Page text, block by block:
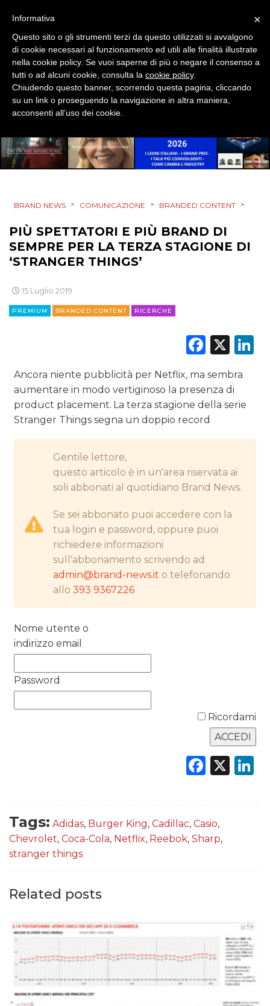
MOBILE
PROMOZIONI
PRODOTTI
PUNTI VENDITA
CSR
CINEMA
DIGITALE
EDITORIA
RADIO / AUDIO
RICERCHE
PREVISIONI/SCENARI
NORMATIVE
CASE HISTORY
OPINIONI
BRAND NEWS > COMUNICAZIONE > BRANDED CONTENT >
PIÙ SPETTATORI E PIÙ BRAND DI
SEMPRE PER LA TERZA STAGIONE DI
‘STRANGER THINGS’
15 Luglio 2019
PREMIUM BRANDED CONTENT RICERCHE
X
Ancora niente pubblicità per Netflix, ma sembra
aumentare in modo vertiginoso la presenza di
product placement. La terza stagione della serie
Stranger Things segna un doppio record
Gentile lettore,
questo articolo è in un'area riservata ai
soli abbonati al quotidiano Brand News.
Se sei abbonato puoi accedere con la
tua login e password, oppure puoi
richiedere informazioni
sull'abbonamento scrivendo ad
admin@brand-news.it o telefonando
allo393 9367226
Nome utente o
indirizzo email
Password
Ricordami
X
Tags: Adidas, Burger King, Cadillac, Casio,
Chevrolet, Coca-Cola, Netflix, Reebok, Sharp,
stranger things
Related posts
×
Informativa
Questo sito o gli strumenti terzi da questo utilizzati si avvalgono
di cookie necessari al funzionamento ed utili alle finalità illustrate
nella cookie policy. Se vuoi saperne di più o negare il consenso a
tutti o ad alcuni cookie, consulta la cookie policy.
Chiudendo questo banner, scorrendo questa pagina, cliccando
su un link o proseguendo la navigazione in altra maniera,
acconsenti all’uso dei cookie.